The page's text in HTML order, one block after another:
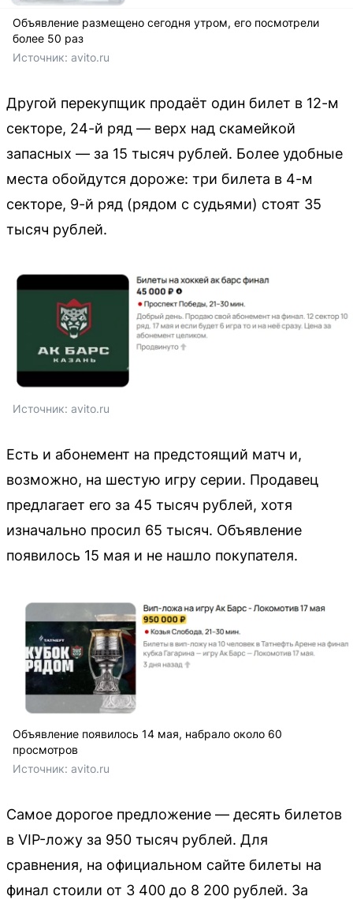
Объявление размещено сегодня утром, его посмотрели
более 50 раз
Источник: avito.ru
Другой перекупщик продаёт один билет в 12-м
секторе, 24-й ряд — верх над скамейкой
запасных — за 15 тысяч рублей. Более удобные
места обойдутся дороже: три билета в 4-м
секторе, 9-й ряд (рядом с судьями) стоят 35
тысяч рублей.
Источник: avito.ru
Есть и абонемент на предстоящий матч и,
возможно, на шестую игру серии. Продавец
предлагает его за 45 тысяч рублей, хотя
изначально просил 65 тысяч. Объявление
появилось 15 мая и не нашло покупателя.
Объявление появилось 14 мая, набрало около 60
просмотров
Источник: avito.ru
Самое дорогое предложение — десять билетов
в VIP-ложу за 950 тысяч рублей. Для
сравнения, на официальном сайте билеты на
финал стоили от 3 400 до 8 200 рублей. За